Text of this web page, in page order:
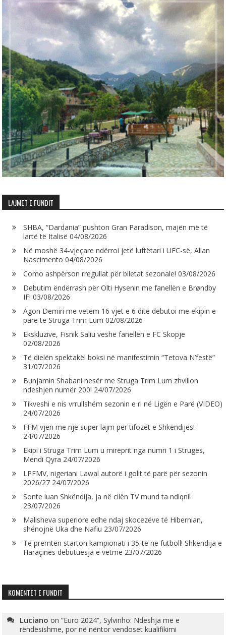
LAJMET E FUNDIT
SHBA, “Dardania” pushton Gran Paradison, majën më të
lartë të Italisë 04/08/2026
Në moshë 34-vjeçare ndërroi jetë luftëtari i UFC-së, Allan
Nascimento 04/08/2026
Como ashpërson rregullat për biletat sezonale! 03/08/2026
Debutim ëndërrash për Olti Hysenin me fanellën e Brøndby
IF! 03/08/2026
Agon Demiri me vetëm 16 vjet e 6 ditë debutoi me ekipin e
parë të Struga Trim Lum 02/08/2026
Ekskluzive, Fisnik Saliu veshë fanellën e FC Skopje
02/08/2026
Të dielën spektakël boksi në manifestimin “Tetova N’festë”
31/07/2026
Bunjamin Shabani nesër me Struga Trim Lum zhvillon
ndeshjen numër 200! 24/07/2026
Tikveshi e nis vrrullshëm sezonin e ri në Ligën e Parë (VIDEO)
24/07/2026
FFM vjen me një super lajm për tifozët e Shkëndijës!
24/07/2026
Ekipi i Struga Trim Lum u mirëprit nga numri 1 i Strugës,
Mendi Qyra 24/07/2026
LPFMV, nigeriani Lawal autorë i golit të parë për sezonin
2026/27 24/07/2026
Sonte luan Shkëndija, ja në cilën TV mund ta ndiqni!
23/07/2026
Malisheva superiore edhe ndaj skocezëve të Hibernian,
shënojnë Uka dhe Nafiu 23/07/2026
Të premtën starton kampionati i 35-të në futboll! Shkëndija e
Haraçinës debutuesja e vetme 23/07/2026
KOMENTET E FUNDIT
Luciano on“Euro 2024”, Sylvinho: Ndeshja më e
rëndësishme, por në nëntor vendoset kualifikimi